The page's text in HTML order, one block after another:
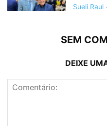
Sueli Raul
SEM
DEIXE